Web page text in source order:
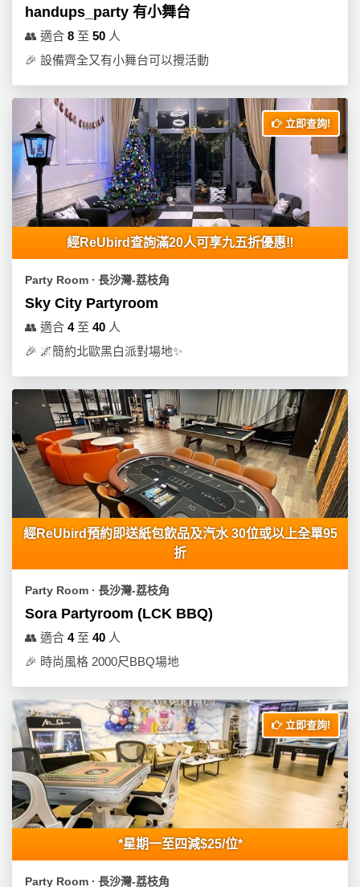
handups_party 有小舞台
👥 適合 8 至 50 人
🎉 設備齊全又有小舞台可以攪活動
立即查詢!
經ReUbird查詢滿20人可享九五折優惠‼️
Party Room ∙ 長沙灣-荔枝角
Sky City Partyroom
👥 適合 4至 40 人
🎉 🌌簡約北歐黑白派對場地✨
經ReUbird預約即送紙包飲品及汽水 30位或以上全單95
折
Party Room ∙ 長沙灣-荔枝角
Sora Partyroom (LCK BBQ)
👥 適合 4至 40 人
🎉 時尚風格 2000尺BBQ場地
立即查詢!
*星期一至四減$25/位*
Party Room ∙ 長沙灣-荔枝角